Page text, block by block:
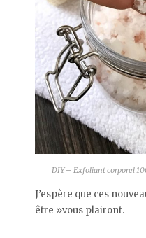
DIY – Exfoliant corporel
J’espère que ces
être »vous plairont.